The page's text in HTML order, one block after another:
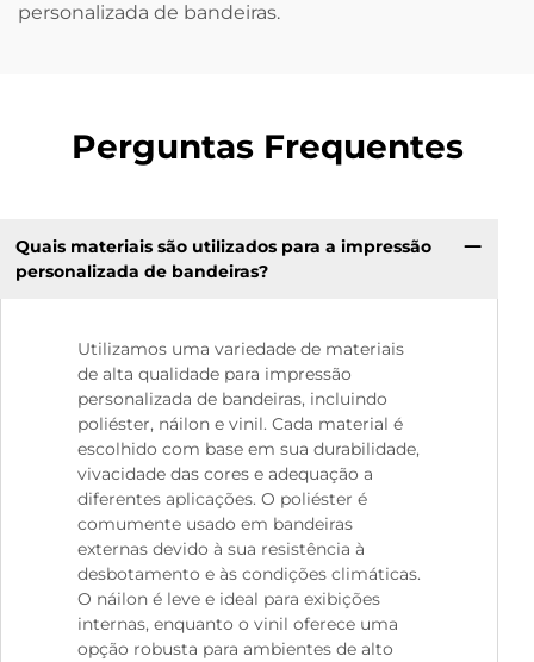
personalizada de bandeiras.
Perguntas Frequentes
Quais materiais são utilizados para a impressão
personalizada de bandeiras?
Utilizamos uma variedade de materiais
de alta qualidade para impressão
personalizada de bandeiras, incluindo
poliéster, náilon e vinil. Cada material é
escolhido com base em sua durabilidade,
vivacidade das cores e adequação a
diferentes aplicações. O poliéster é
comumente usado em bandeiras
externas devido à sua resistência à
desbotamento e às condições climáticas.
O náilon é leve e ideal para exibições
internas, enquanto o vinil oferece uma
opção robusta para ambientes de alto